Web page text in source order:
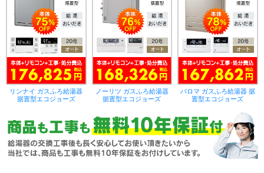
リンナイ ガスふろ給湯器
据置型エコジョーズ
ノーリツ ガスふろ給湯器
据置型エコジョーズ
パロマ ガスふろ給湯器 据
置型エコジョーズ